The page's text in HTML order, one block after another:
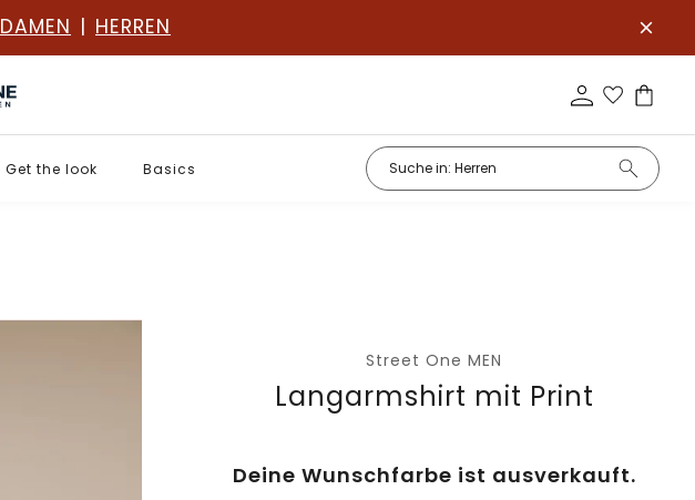
DAMEN | HERREN
Get the look Basics
Street One MEN
Langarmshirt mit Print
Deine Wunschfarbe ist ausverkauft.